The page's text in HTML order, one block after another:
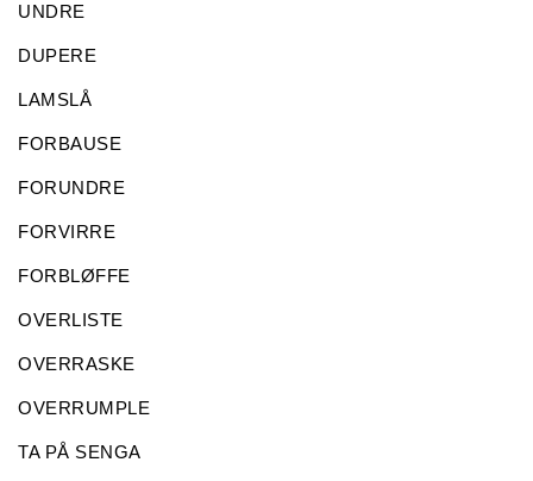
UNDRE
DUPERE
LAMSLÅ
FORBAUSE
FORUNDRE
FORVIRRE
FORBLØFFE
OVERLISTE
OVERRASKE
OVERRUMPLE
TA PÅ SENGA